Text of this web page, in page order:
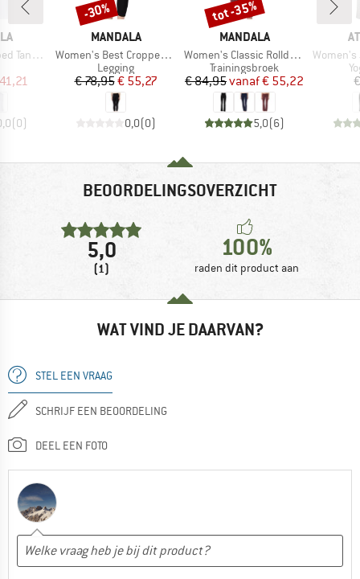
Top
prijs
(0)
MERK
MANDALA
Artikel
Women's Best Cropped Legging
Productgroep
Legging
Prijs
€ 78,95Verlaagde prijs
€ 55,27
0,0(0)
Korting
-30%
MERK
MANDALA
Artikel
Women's Classic Rolldown
Productgroep
Trainingsbroek
Prijs
€ 84,95 Verlaagde prijs
vanaf€ 55,22
5,0(6)
Korting
tot -35%
Artikel
Women's
BEOORDELINGSOVERZICHT
5,0
(1)
100%
raden dit product aan
WAT VIND JE DAARVAN?
STEL EEN VRAAG
SCHRIJF EEN BEOORDELING
DEEL EEN FOTO